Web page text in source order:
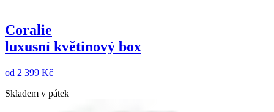
Coralie
luxusní květinový box
od 2 399 Kč
Skladem v pátek